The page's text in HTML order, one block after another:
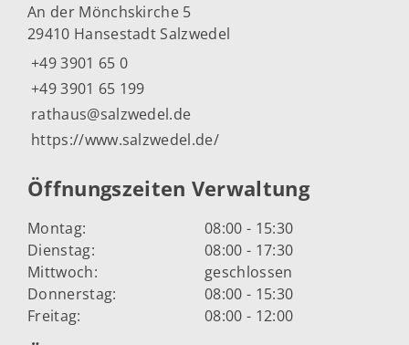
An der Mönchskirche 5
29410 Hansestadt Salzwedel
+49 3901 65 0
+49 3901 65 199
rathaus@salzwedel.de
https://www.salzwedel.de/
Öffnungszeiten Verwaltung
Montag:
08:00 - 15:30
Dienstag:
08:00 - 17:30
Mittwoch:
geschlossen
Donnerstag:
08:00 - 15:30
Freitag:
08:00 - 12:00